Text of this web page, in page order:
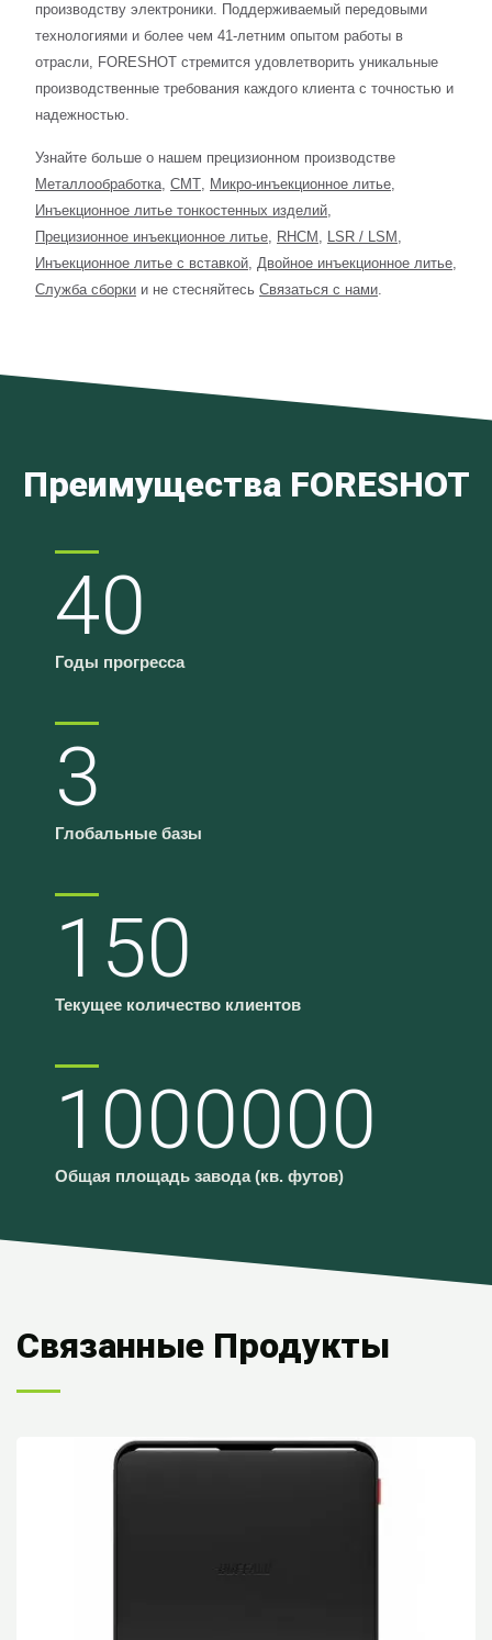
производству электроники. Поддерживаемый передовыми
технологиями и более чем 41-летним опытом работы в
отрасли, FORESHOT стремится удовлетворить уникальные
производственные требования каждого клиента с точностью и
надежностью.
Узнайте больше о нашем прецизионном производстве
Металлообработка, СМТ, Микро-инъекционное литье,
Инъекционное литье тонкостенных изделий,
Прецизионное инъекционное литье, RHCM , LSR / LSM ,
Инъекционное литье с вставкой, Двойное инъекционное литье,
Служба сборки и не стесняйтесь Связаться с нами.
Преимущества FORESHOT
40
Годы прогресса
3
Глобальные базы
150
Текущее количество клиентов
1000000
Общая площадь завода (кв. футов)
Связанные Продукты